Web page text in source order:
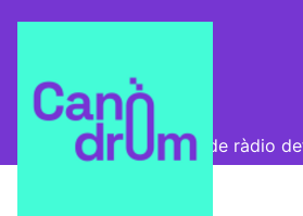
Canòdrom Obert
Hackeja la ràdio! taller de ràdio